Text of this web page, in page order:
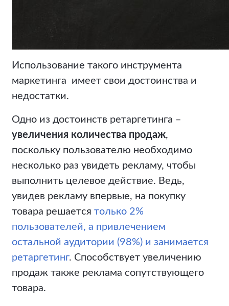
Использование такого инструмента
маркетинга имеет свои достоинства и
недостатки.
Одно из достоинств ретаргетинга ­–
увеличения количества продаж,
поскольку пользователю необходимо
несколько раз увидеть рекламу, чтобы
выполнить целевое действие. Ведь,
увидев рекламу впервые, на покупку
товара решается только 2%
пользователей, а привлечением
остальной аудитории (98%) и занимается
ретаргетинг. Способствует увеличению
продаж также реклама сопутствующего
товара.